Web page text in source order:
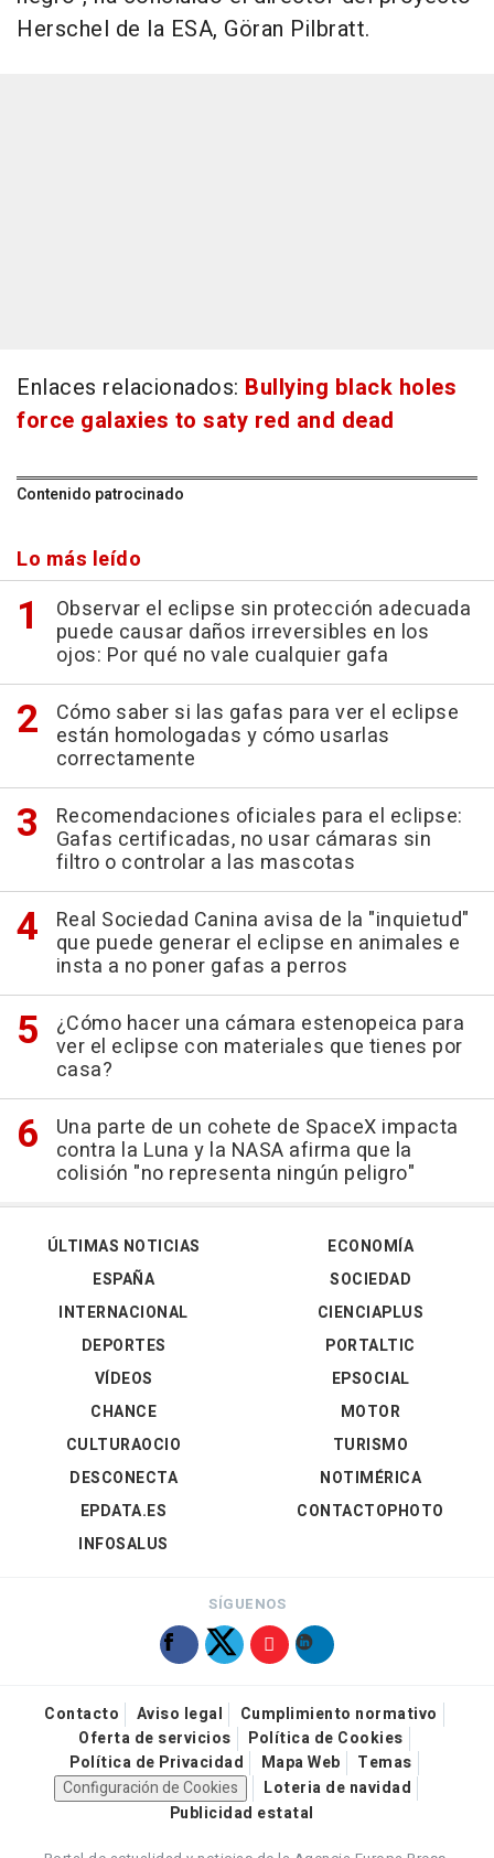
Herschel de la ESA, Göran Pilbratt.
Enlaces relacionados: Bullying black holes
force galaxies to saty red and dead
Contenido patrocinado
Lo más leído
Observar el eclipse sin protección adecuada
puede causar daños irreversibles en los
ojos: Por qué no vale cualquier gafa
Cómo saber si las gafas para ver el eclipse
están homologadas y cómo usarlas
correctamente
Recomendaciones oficiales para el eclipse:
Gafas certificadas, no usar cámaras sin
filtro o controlar a las mascotas
Real Sociedad Canina avisa de la "inquietud"
que puede generar el eclipse en animales e
insta a no poner gafas a perros
¿Cómo hacer una cámara estenopeica para
ver el eclipse con materiales que tienes por
casa?
Una parte de un cohete de SpaceX impacta
contra la Luna y la NASA afirma que la
colisión "no representa ningún peligro"
ÚLTIMAS NOTICIAS
ESPAÑA
INTERNACIONAL
DEPORTES
VÍDEOS
ECONOMÍA
SOCIEDAD
CIENCIAPLUS
PORTALTIC
EPSOCIAL
CHANCE
CULTURAOCIO
DESCONECTA
EPDATA.ES
INFOSALUS
MOTOR
TURISMO
NOTIMÉRICA
CONTACTOPHOTO
SÍGUENOS
Contacto Aviso legal
Cumplimiento normativo
Oferta de servicios
Política de Cookies
Política de Privacidad
Mapa Web
Temas
Configuración de Cookies
Loteria de navidad
Publicidad estatal